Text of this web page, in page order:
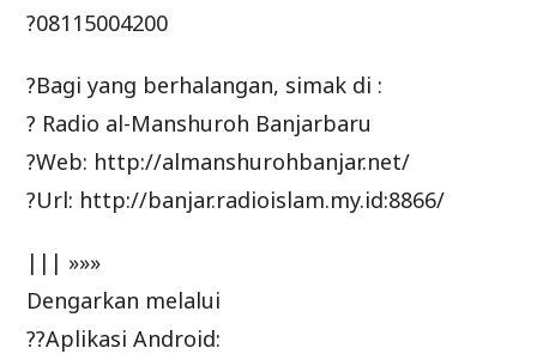
?08115004200
?Bagi yang berhalangan, simak di :
? Radio al-Manshuroh Banjarbaru
?Web: http://almanshurohbanjar.net/
?Url: http://banjar.radioislam.my.id:8866/
||| »»»
Dengarkan melalui
??Aplikasi Android: